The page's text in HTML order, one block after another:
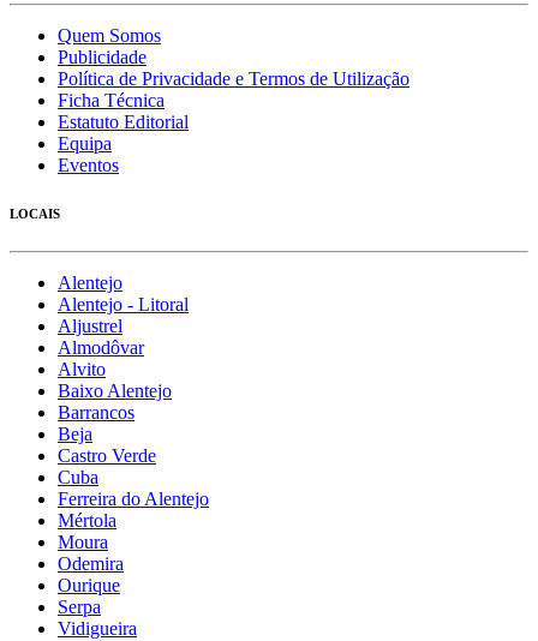
Quem Somos
Publicidade
Política de Privacidade e Termos de Utilização
Ficha Técnica
Estatuto Editorial
Equipa
Eventos
LOCAIS
Alentejo
Alentejo - Litoral
Aljustrel
Almodôvar
Alvito
Baixo Alentejo
Barrancos
Beja
Castro Verde
Cuba
Ferreira do Alentejo
Mértola
Moura
Odemira
Ourique
Serpa
Vidigueira